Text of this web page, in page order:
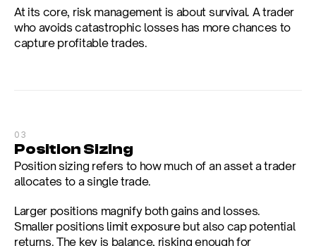
At its core, risk management is about survival. A trader
who avoids catastrophic losses has more chances to
capture profitable trades.
03
Position Sizing
Position sizing refers to how much of an asset a trader
allocates to a single trade.
Larger positions magnify both gains and losses.
Smaller positions limit exposure but also cap potential
returns. The key is balance, risking enough for